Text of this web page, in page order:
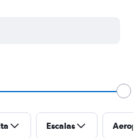
Escalas